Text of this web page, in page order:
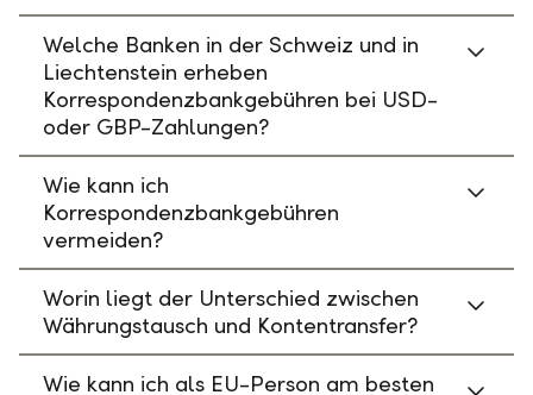
Welche Banken in der Schweiz und in
Liechtenstein erheben
Korrespondenzbankgebühren bei USD-
oder GBP-Zahlungen?
Wie kann ich
Korrespondenzbankgebühren
vermeiden?
Worin liegt der Unterschied zwischen
Währungstausch und Kontentransfer?
Wie kann ich als EU-Person am besten